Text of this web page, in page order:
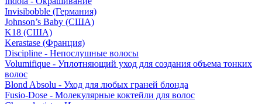
Invisibobble (Германия)
Johnson’s Baby (США)
K18 (США)
Kerastase (Франция)
Discipline - Непослушные волосы
Volumifique - Уплотняющий уход для создания объема тонких
волос
Blond Absolu - Уход для любых граней блонда
Fusio-Dose - Молекулярные коктейли для волос